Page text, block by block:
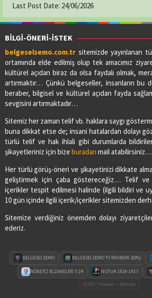
Last Post Date: 24/06/2026
BİLGİ-ÖNERİ-İSTEK
belgeselsemo.com.tr sitemizde yayınlanan
ortamında elde edilmiş olup tek amacımız
kültürel açıdan biraz da olsa faydalı olmak,
artırmaktır… Çünkü belgeseller, insanların bu
beraber, bilgisel ve kültürel açıdan fayda
sevgisini artırmaktadır…
Sitemiz her zaman telif vb. haklara saygı
buna dikkat etse de; insani hatalardan dolayı
türlü telif ve hak ihlali gibi durumlarda
şikayetleriniz için bize buradan mail atabilirsiniz…
Her türlü görüş-öneri ve şikayetinizi dikkate
geliştirmek için çaba göstereceğiz… Telif ve
içerikler tespit edilmesi halinde (ilgili bildiri ve
10 gün içinde ilgili içerik/içerikler sitemizden
Sitemize verdiğiniz önemden dolayı
ederiz.
BELGESELSEMO BELGESELSEMO TV REHBERİ (EPG)
NÖBETÇİ ECZANELER 7/24 NUTUK 1919-1927
iOS / Huawei — Yakında